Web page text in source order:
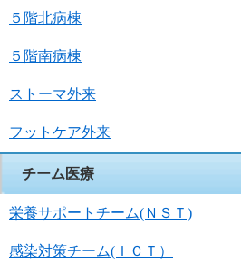
５階北病棟
５階南病棟
ストーマ外来
フットケア外来
チーム医療
栄養サポートチーム(ＮＳＴ)
感染対策チーム(ＩＣＴ）